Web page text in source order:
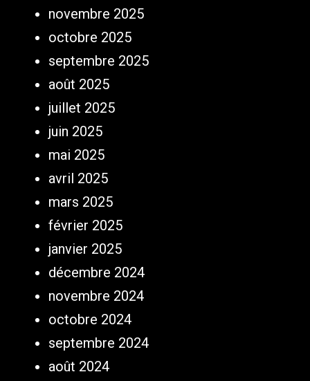
novembre 2025
octobre 2025
septembre 2025
août 2025
juillet 2025
juin 2025
mai 2025
avril 2025
mars 2025
février 2025
janvier 2025
décembre 2024
novembre 2024
octobre 2024
septembre 2024
août 2024